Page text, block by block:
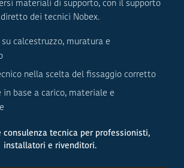
materiali di supporto, con il supporto
diretto dei tecnici Nobex.
calcestruzzo, muratura e
nella scelta del fissaggio corretto
in base a carico, materiale e
consulenza tecnica per professionisti,
installatori e rivenditori.